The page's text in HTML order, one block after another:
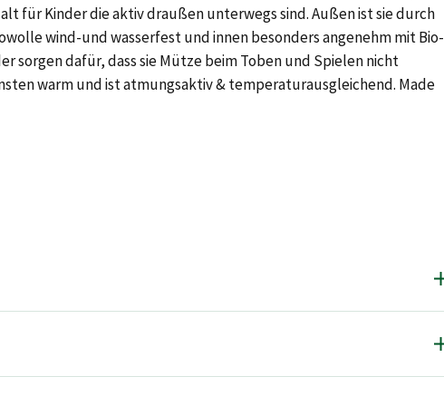
für Kinder die aktiv draußen unterwegs sind. Außen ist sie durch
wind-und wasserfest und innen besonders angenehm mit Bio-
sorgen dafür, dass sie Mütze beim Toben und Spielen nicht
warm und ist atmungsaktiv & temperaturausgleichend. Made